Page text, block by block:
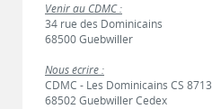
Venir au CDMC :
34 rue des Dominicains
68500 Guebwiller
Nous écrire :
CDMC - Les Dominicains CS 8713
68502 Guebwiller Cedex